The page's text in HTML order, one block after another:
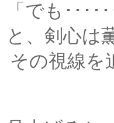
････
のおと
その視線を